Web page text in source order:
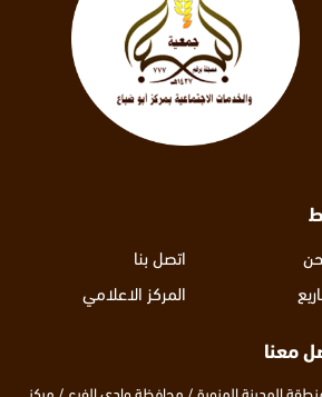
اتصل بنا
المركز الاعلامي
معنا
المدينة المنورة / محافظة وادي الفرع / مركز